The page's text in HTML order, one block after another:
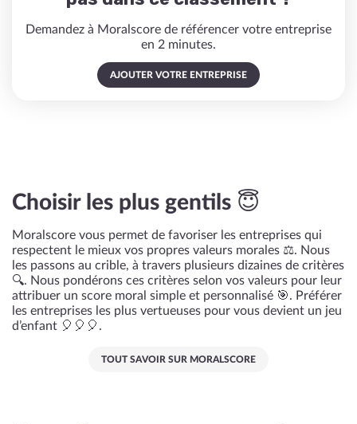
Demandez à Moralscore de référencer votre entreprise
en 2 minutes.
AJOUTER VOTRE ENTREPRISE
Choisir les plus gentils 😇
Moralscore vous permet de favoriser les entreprises qui
respectent le mieux vos propres valeurs morales ⚖️. Nous
les passons au crible, à travers plusieurs dizaines de critères
🔍. Nous pondérons ces critères selon vos valeurs pour leur
attribuer un score moral simple et personnalisé 🎯. Préférer
les entreprises les plus vertueuses pour vous devient un jeu
d’enfant 🎈🎈🎈.
TOUT SAVOIR SUR MORALSCORE